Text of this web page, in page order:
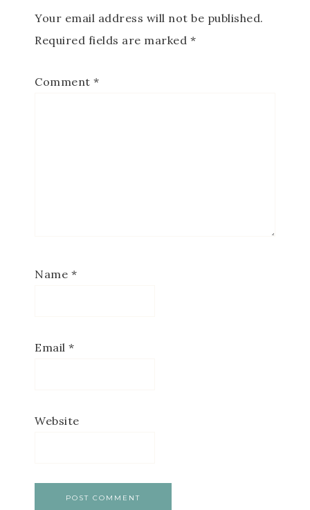
Your email address will not be published.
Required fields are marked *
Comment *
Name *
Email *
Website